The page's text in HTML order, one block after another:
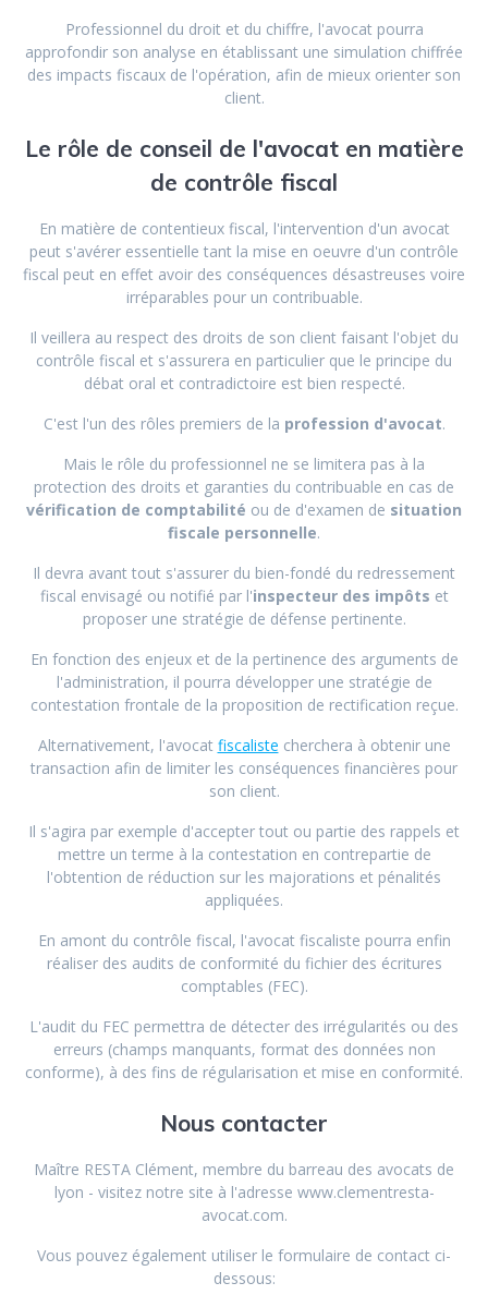
Professionnel du droit et du chiffre, l'avocat pourra
approfondir son analyse en établissant une simulation chiffrée
des impacts fiscaux de l'opération, afin de mieux orienter son
client.
Le rôle de conseil de l'avocat en matière
de contrôle fiscal
En matière de contentieux fiscal, l'intervention d'un avocat
peut s'avérer essentielle tant la mise en oeuvre d'un contrôle
fiscal peut en effet avoir des conséquences désastreuses voire
irréparables pour un contribuable.
Il veillera au respect des droits de son client faisant l'objet du
contrôle fiscal et s'assurera en particulier que le principe du
débat oral et contradictoire est bien respecté.
C'est l'un des rôles premiers de la profession d'avocat.
Mais le rôle du professionnel ne se limitera pas à la
protection des droits et garanties du contribuable en cas de
vérification de comptabilité ou de d'examen de situation
fiscale personnelle.
Il devra avant tout s'assurer du bien-fondé du redressement
fiscal envisagé ou notifié par l'inspecteur des impôts et
proposer une stratégie de défense pertinente.
En fonction des enjeux et de la pertinence des arguments de
l'administration, il pourra développer une stratégie de
contestation frontale de la proposition de rectification reçue.
Alternativement, l'avocat fiscaliste cherchera à obtenir une
transaction afin de limiter les conséquences financières pour
son client.
Il s'agira par exemple d'accepter tout ou partie des rappels et
mettre un terme à la contestation en contrepartie de
l'obtention de réduction sur les majorations et pénalités
appliquées.
En amont du contrôle fiscal, l'avocat fiscaliste pourra enfin
réaliser des audits de conformité du fichier des écritures
comptables (FEC).
L'audit du FEC permettra de détecter des irrégularités ou des
erreurs (champs manquants, format des données non
conforme), à des fins de régularisation et mise en conformité.
Nous contacter
Maître RESTA Clément, membre du barreau des avocats de
lyon - visitez notre site à l'adresse www.clementresta-
avocat.com.
Vous pouvez également utiliser le formulaire de contact ci-
dessous: